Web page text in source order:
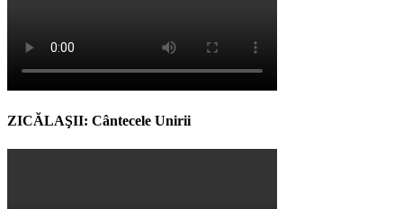
ZICĂLAŞII: Cântecele Unirii